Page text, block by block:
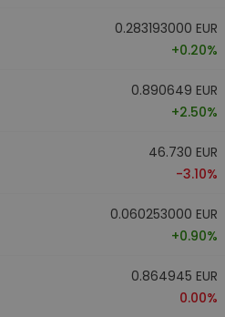
0.283193000 EUR
+0.20%
0.890649 EUR
+2.50%
46.730 EUR
-3.10%
0.060253000 EUR
+0.90%
0.864945 EUR
0.00%